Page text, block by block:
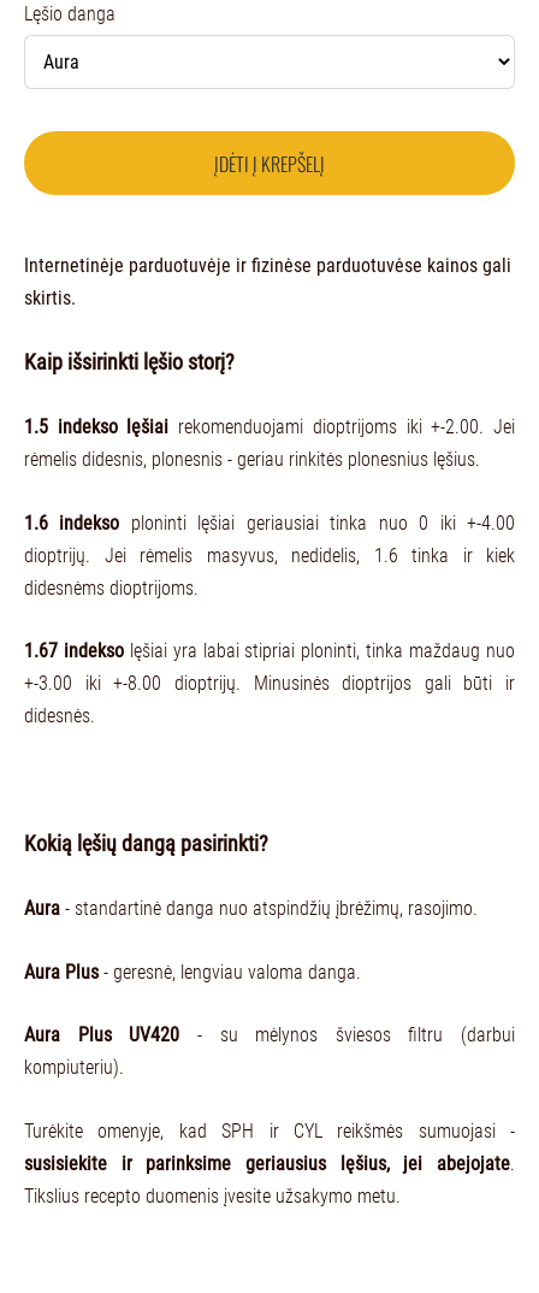
Lęšio danga
ĮDĖTI Į KREPŠELĮ
Internetinėje parduotuvėje ir fizinėse parduotuvėse kainos gali
skirtis.
Kaip išsirinkti lęšio storį?
1.5 indekso lęšiai rekomenduojami dioptrijoms iki +-2.00. Jei
rėmelis didesnis, plonesnis - geriau rinkitės plonesnius lęšius.
1.6 indekso ploninti lęšiai geriausiai tinka nuo 0 iki +-4.00
dioptrijų. Jei rėmelis masyvus, nedidelis, 1.6 tinka ir kiek
didesnėms dioptrijoms.
1.67 indeksolęšiai yra labai stipriai ploninti, tinka maždaug nuo
+-3.00 iki +-8.00 dioptrijų. Minusinės dioptrijos gali būti ir
didesnės.
Kokią lęšių dangą pasirinkti?
Aura - standartinė danga nuo atspindžių įbrėžimų, rasojimo.
Aura Plus- geresnė, lengviau valoma danga.
Aura Plus UV420 - su mėlynos šviesos filtru (darbui
kompiuteriu).
Turėkite omenyje, kad SPH ir CYL reikšmės sumuojasi -
susisiekite ir parinksime geriausius lęšius, jei abejojate.
Tikslius recepto duomenis įvesite užsakymo metu.